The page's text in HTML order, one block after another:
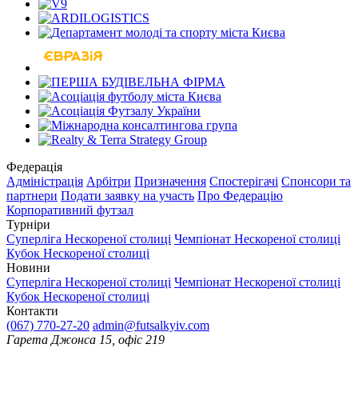
Федерація
Адміністрація Арбітри Призначення Спостерігачі Спонсори та
партнери Подати заявку на участь Про Федерацію
Корпоративний футзал
Турніри
Суперліга Нескореної столиці Чемпіонат Нескореної столиці
Кубок Нескореної столиці
Новини
Суперліга Нескореної столиці Чемпіонат Нескореної столиці
Кубок Нескореної столиці
Контакти
(067) 770-27-20 admin@futsalkyiv.com
Гарета Джонса 15, офіс 219